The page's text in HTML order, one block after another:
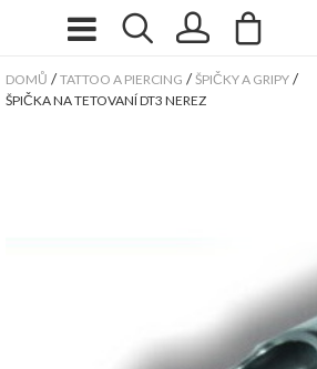
DOMŮ /TATTOO A PIERCING /ŠPIČKY A GRIPY /
ŠPIČKA NA TETOVANÍ DT3 NEREZ